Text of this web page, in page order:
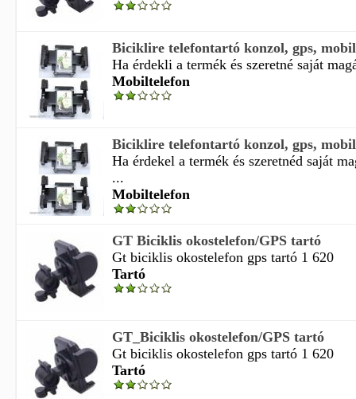
Biciklire telefontartó konzol, gps,
Ha érdekli a termék és szeretné saját
Mobiltelefon
Biciklire telefontartó konzol, gps,
Ha érdekel a termék és szeretnéd saját
...
Mobiltelefon
GT Biciklis okostelefon/GPS tartó
Gt biciklis okostelefon gps tartó 1 620
Tartó
GT_Biciklis okostelefon/GPS tartó
Gt biciklis okostelefon gps tartó 1 620
Tartó